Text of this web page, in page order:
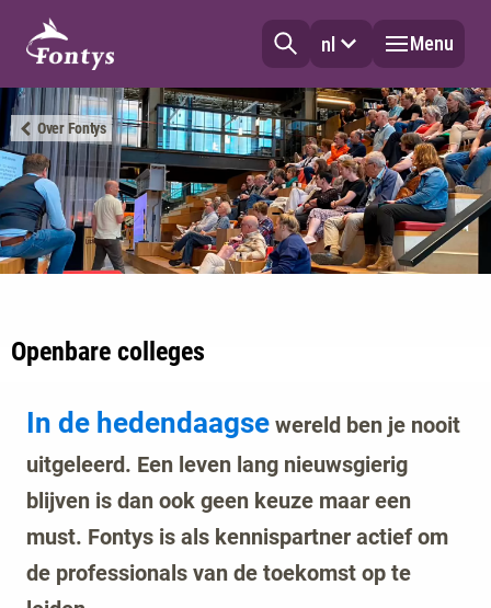
nl Menu
Over Fontys
Openbare colleges
In de hedendaagse wereld ben je nooit
uitgeleerd. Een leven lang nieuwsgierig
blijven is dan ook geen keuze maar een
must. Fontys is als kennispartner actief om
de professionals van de toekomst op te